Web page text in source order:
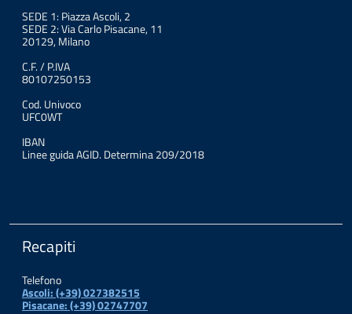
SEDE 1: Piazza Ascoli, 2
SEDE 2: Via Carlo Pisacane, 11
20129, Milano
C.F. / P.IVA
80107250153
Cod. Univoco
UFC0WT
IBAN
Linee guida AGID. Determina 209/2018
Recapiti
Telefono
Ascoli: (+39) 027382515
Pisacane: (+39) 02747707